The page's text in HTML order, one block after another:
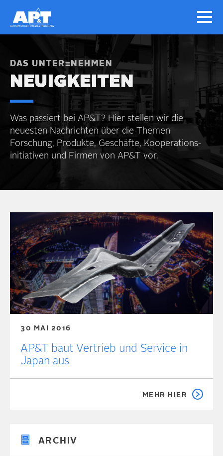
DAS UNTER=NEHMEN
NEUIGKEITEN
Was passiert bei AP&T? Hier stellen wir die
neuesten Nachrichten über die Themen
Forschung, Produkte, Geschäfte, Kooperations­
initiativen und Firmen von AP&T vor.
30 MAI 2016
AP&T baut Vertrieb und Service in
Japan aus
MEHR HIER
ARCHIV